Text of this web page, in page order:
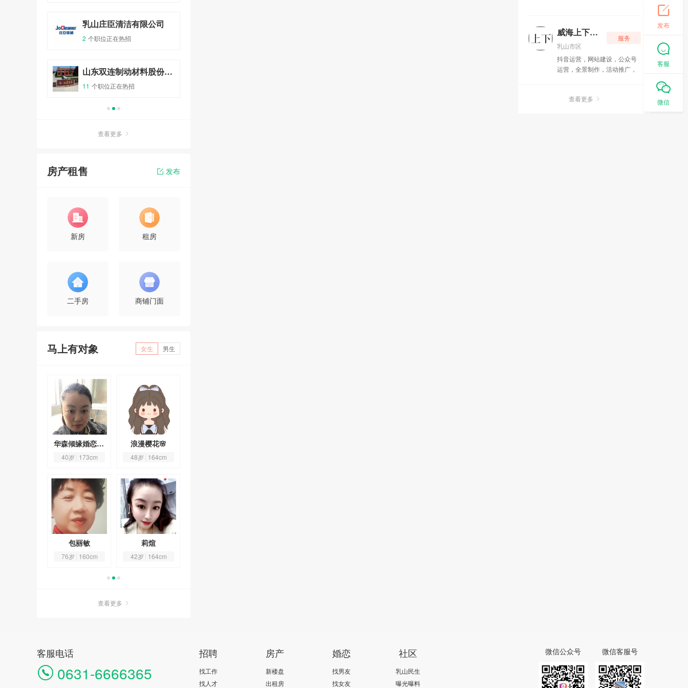
乳山庄臣清洁有限公司
2 个职位正在热招
山东双连制动材料股份有限公司
11 个职位正在热招
查看更多
房产租售 发布
新房 租房
二手房 商铺门面
女生 男生
马上有对象
华森倾缘婚恋-叶
40岁 173cm
包丽敏
76岁 160cm
浪漫樱花🌸
48岁 164cm
莉煊
42岁 164cm
查看更多
服务
威海上下网络科技有限公司
乳山市区
抖音运营，网站建设，公众号
运营，全景制作，活动推广，
查看更多
客服电话
0631-6666365
招聘
找工作
找人才
房产
新楼盘
出租房
婚恋
找男友
找女友
社区
乳山民生
曝光曝料
微信公众号 微信客服号
发布
客服
微信